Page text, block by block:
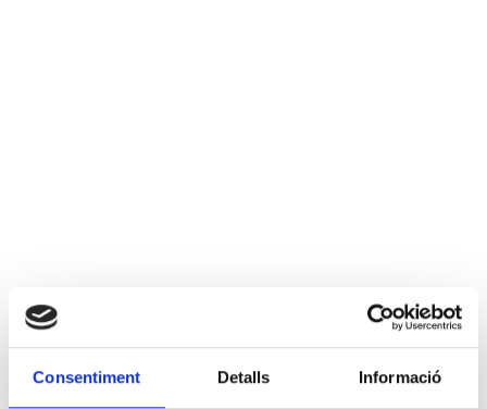
Consentiment Detalls Informació